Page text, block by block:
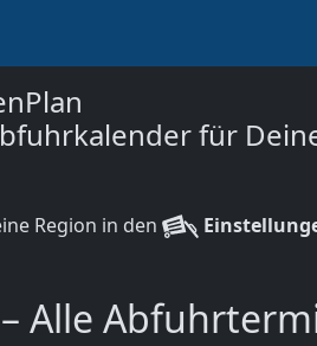
für
Region in den
Alle